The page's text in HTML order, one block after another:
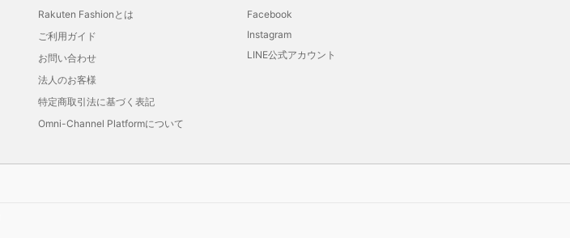
Rakuten Fashionとは
ご利用ガイド
お問い合わせ
法人のお客様
特定商取引法に基づく表記
Omni-Channel Platformについて
Facebook
Instagram
LINE公式アカウント